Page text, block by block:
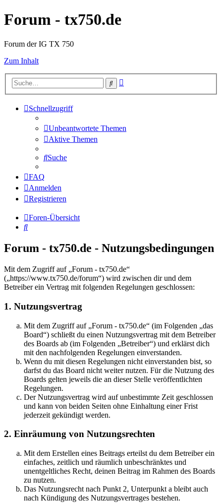
Forum - tx750.de
Forum der IG TX 750
Zum Inhalt
Suche
Schnellzugriff
Unbeantwortete Themen
Aktive Themen
Suche
FAQ
Anmelden
Registrieren
Foren-Übersicht
Suche
Forum - tx750.de - Nutzungsbedingungen
Mit dem Zugriff auf „Forum - tx750.de“
(„https://www.tx750.de/forum“) wird zwischen dir und dem
Betreiber ein Vertrag mit folgenden Regelungen geschlossen:
1. Nutzungsvertrag
Mit dem Zugriff auf „Forum - tx750.de“ (im Folgenden „das
Board“) schließt du einen Nutzungsvertrag mit dem Betreiber
des Boards ab (im Folgenden „Betreiber“) und erklärst dich
mit den nachfolgenden Regelungen einverstanden.
Wenn du mit diesen Regelungen nicht einverstanden bist, so
darfst du das Board nicht weiter nutzen. Für die Nutzung des
Boards gelten jeweils die an dieser Stelle veröffentlichten
Regelungen.
Der Nutzungsvertrag wird auf unbestimmte Zeit geschlossen
und kann von beiden Seiten ohne Einhaltung einer Frist
jederzeit gekündigt werden.
2. Einräumung von Nutzungsrechten
Mit dem Erstellen eines Beitrags erteilst du dem Betreiber ein
einfaches, zeitlich und räumlich unbeschränktes und
unentgeltliches Recht, deinen Beitrag im Rahmen des Boards
zu nutzen.
Das Nutzungsrecht nach Punkt 2, Unterpunkt a bleibt auch
nach Kündigung des Nutzungsvertrages bestehen.